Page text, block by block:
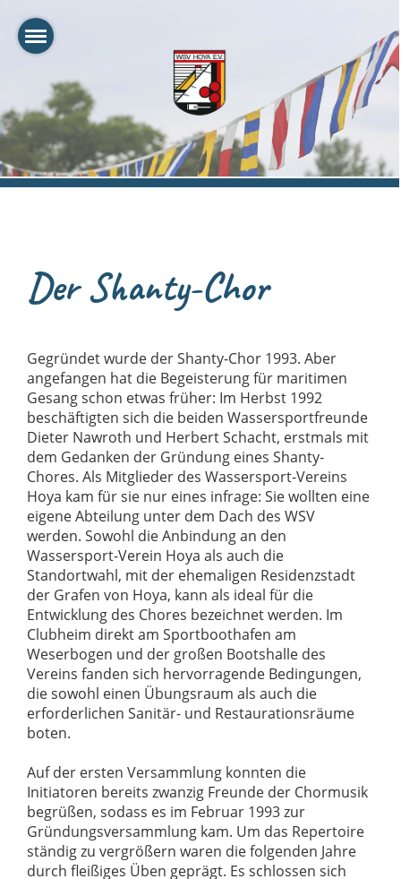
Der Shanty-Chor
Gegründet wurde der Shanty-Chor 1993. Aber
angefangen hat die Begeisterung für maritimen
Gesang schon etwas früher: Im Herbst 1992
beschäftigten sich die beiden Wassersportfreunde
Dieter Nawroth und Herbert Schacht, erstmals mit
dem Gedanken der Gründung eines Shanty-
Chores. Als Mitglieder des Wassersport-Vereins
Hoya kam für sie nur eines infrage: Sie wollten eine
eigene Abteilung unter dem Dach des WSV
werden. Sowohl die Anbindung an den
Wassersport-Verein Hoya als auch die
Standortwahl, mit der ehemaligen Residenzstadt
der Grafen von Hoya, kann als ideal für die
Entwicklung des Chores bezeichnet werden. Im
Clubheim direkt am Sportboothafen am
Weserbogen und der großen Bootshalle des
Vereins fanden sich hervorragende Bedingungen,
die sowohl einen Übungsraum als auch die
erforderlichen Sanitär- und Restaurationsräume
boten.
Auf der ersten Versammlung konnten die
Initiatoren bereits zwanzig Freunde der Chormusik
begrüßen, sodass es im Februar 1993 zur
Gründungsversammlung kam. Um das Repertoire
ständig zu vergrößern waren die folgenden Jahre
durch fleißiges Üben geprägt. Es schlossen sich